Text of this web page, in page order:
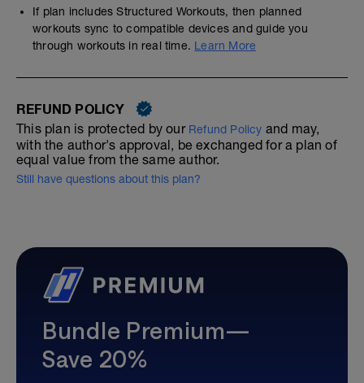
If plan includes Structured Workouts, then planned
workouts sync to compatible devices and guide you
through workouts in real time. Learn More
REFUND POLICY
This plan is protected by our Refund Policy and may,
with the author's approval, be exchanged for a plan of
equal value from the same author.
Still have questions about this plan?
Bundle Premium—
Save 20%